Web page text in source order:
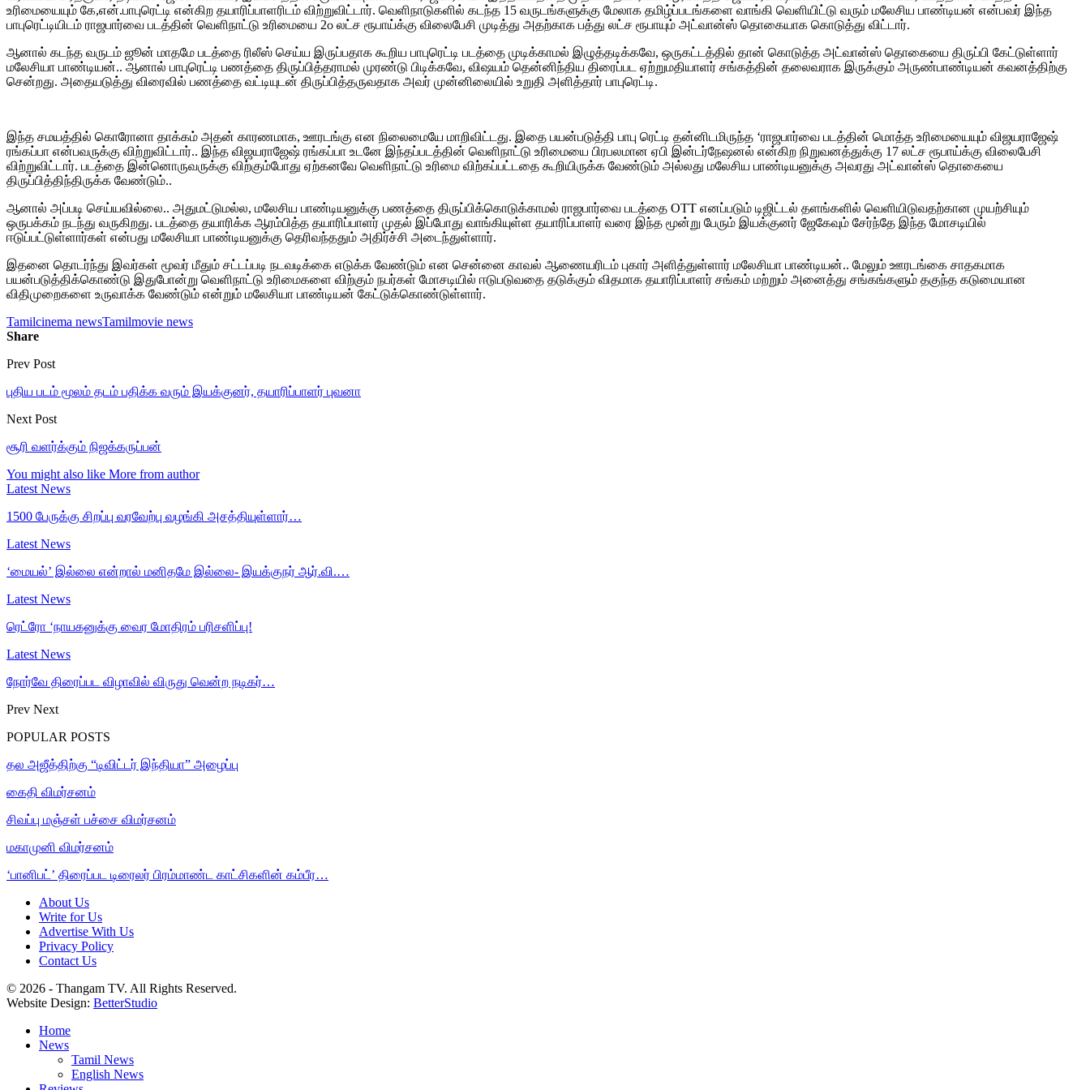
உரிமையையும் கே,என்.பாபுரெட்டி என்கிற தயாரிப்பாளரிடம் விற்றுவிட்டார். வெளிநாடுகளில் கடந்த 15 வருடங்களுக்கு மேலாக தமிழ்ப்படங்களை வாங்கி வெளியிட்டு வரும் மலேசிய பாண்டியன் என்பவர் இந்த
பாபுரெட்டியிடம் ராஜபார்வை படத்தின் வெளிநாட்டு உரிமையை 2௦ லட்ச ரூபாய்க்கு விலைபேசி முடித்து அதற்காக பத்து லட்ச ரூபாயும் அட்வான்ஸ் தொகையாக கொடுத்து விட்டார்.
ஆனால் கடந்த வருடம் ஜூன் மாதமே படத்தை ரிலீஸ் செய்ய இருப்பதாக கூறிய பாபுரெட்டி படத்தை முடிக்காமல் இழுத்தடிக்கவே, ஒருகட்டத்தில் தான் கொடுத்த அட்வான்ஸ் தொகையை திருப்பி கேட்டுள்ளார்
மலேசியா பாண்டியன்.. ஆனால் பாபுரெட்டி பணத்தை திருப்பித்தராமல் முரண்டு பிடிக்கவே, விஷயம் தென்னிந்திய திரைப்பட ஏற்றுமதியாளர் சங்கத்தின் தலைவராக இருக்கும் அருண்பாண்டியன் கவனத்திற்கு
சென்றது. அதையடுத்து விரைவில் பணத்தை வட்டியுடன் திருப்பித்தருவதாக அவர் முன்னிலையில் உறுதி அளித்தார் பாபுரெட்டி.
இந்த சமயத்தில் கொரோனா தாக்கம் அதன் காரணமாக, ஊரடங்கு என நிலைமையே மாறிவிட்டது. இதை பயன்படுத்தி பாபு ரெட்டி தன்னிடமிருந்த ‘ராஜபார்வை படத்தின் மொத்த உரிமையையும் விஜயராஜேஷ்
ரங்கப்பா என்பவருக்கு விற்றுவிட்டார்.. இந்த விஜயராஜேஷ் ரங்கப்பா உடனே இந்தப்படத்தின் வெளிநாட்டு உரிமையை பிரபலமான ஏபி இன்டர்நேஷனல் என்கிற நிறுவனத்துக்கு 17 லட்ச ரூபாய்க்கு விலைபேசி
விற்றுவிட்டார். படத்தை இன்னொருவருக்கு விற்கும்போது ஏற்கனவே வெளிநாட்டு உரிமை விற்கப்பட்டதை கூறியிருக்க வேண்டும் அல்லது மலேசிய பாண்டியனுக்கு அவரது அட்வான்ஸ் தொகையை
திருப்பித்திந்திருக்க வேண்டும்..
ஆனால் அப்படி செய்யவில்லை.. அதுமட்டுமல்ல, மலேசிய பாண்டியனுக்கு பணத்தை திருப்பிக்கொடுக்காமல் ராஜபார்வை படத்தை OTT எனப்படும் டிஜிட்டல் தளங்களில் வெளியிடுவதற்கான முயற்சியும்
ஒருபக்கம் நடந்து வருகிறது. படத்தை தயாரிக்க ஆரம்பித்த தயாரிப்பாளர் முதல் இப்போது வாங்கியுள்ள தயாரிப்பாளர் வரை இந்த மூன்று பேரும் இயக்குனர் ஜேகேவும் சேர்ந்தே இந்த மோசடியில்
ஈடுப்பட்டுள்ளார்கள் என்பது மலேசியா பாண்டியனுக்கு தெரிவந்ததும் அதிர்ச்சி அடைந்துள்ளார்.
இதனை தொடர்ந்து இவர்கள் மூவர் மீதும் சட்டப்படி நடவடிக்கை எடுக்க வேண்டும் என சென்னை காவல் ஆணையரிடம் புகார் அளித்துள்ளார் மலேசியா பாண்டியன்.. மேலும் ஊரடங்கை சாதகமாக
பயன்படுத்திக்கொண்டு இதுபோன்று வெளிநாட்டு உரிமைகளை விற்கும் நபர்கள் மோசடியில் ஈடுபடுவதை தடுக்கும் விதமாக தயாரிப்பாளர் சங்கம் மற்றும் அனைத்து சங்கங்களும் தகுந்த கடுமையான
விதிமுறைகளை உருவாக்க வேண்டும் என்றும் மலேசியா பாண்டியன் கேட்டுக்கொண்டுள்ளார்.
Tamilcinema newsTamilmovie news
Share
Prev Post
புதிய படம் மூலம் தடம் பதிக்க வரும் இயக்குனர், தயாரிப்பாளர் புவனா
Next Post
சூரி வளர்க்கும் நிஜக்கருப்பன்
You might also like More from author
Latest News
1500 பேருக்கு சிறப்பு வரவேற்பு வழங்கி அசத்தியுள்ளார்…
Latest News
‘மையல்’ இல்லை என்றால் மனிதமே இல்லை- இயக்குநர் ஆர்.வி.…
Latest News
ரெட்ரோ ‘நாயகனுக்கு வைர மோதிரம் பரிசளிப்பு!
Latest News
நோர்வே திரைப்பட விழாவில் விருது வென்ற நடிகர்…
Prev Next
POPULAR POSTS
தல அஜீத்திற்கு “டிவிட்டர் இந்தியா” அழைப்பு
கைதி விமர்சனம்
சிவப்பு மஞ்சள் பச்சை விமர்சனம்
மகாமுனி விமர்சனம்
‘பானிபட்’ திரைப்பட டிரைலர் பிரம்மாண்ட காட்சிகளின் கம்பீர…
About Us
Write for Us
Advertise With Us
Privacy Policy
Contact Us
© 2026 - Thangam TV. All Rights Reserved.
Website Design: BetterStudio
Home
News
Tamil News
English News